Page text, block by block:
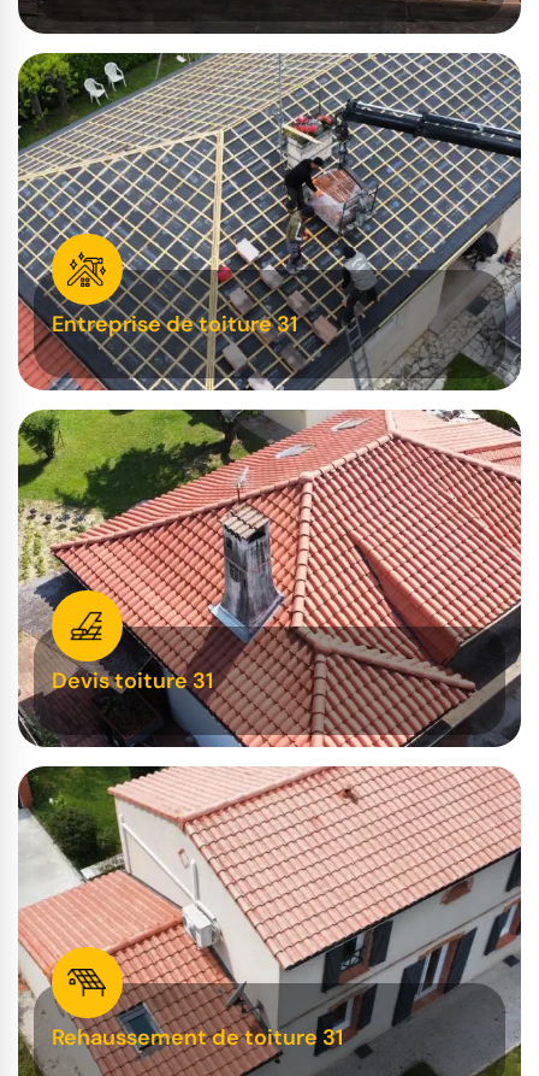
Entreprise de toiture 31
Devis toiture 31
Rehaussement de toiture 31